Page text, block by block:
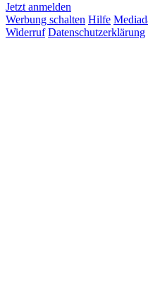
Jetzt anmelden
Werbung schalten Hilfe
Widerruf Datenschutzerklärung